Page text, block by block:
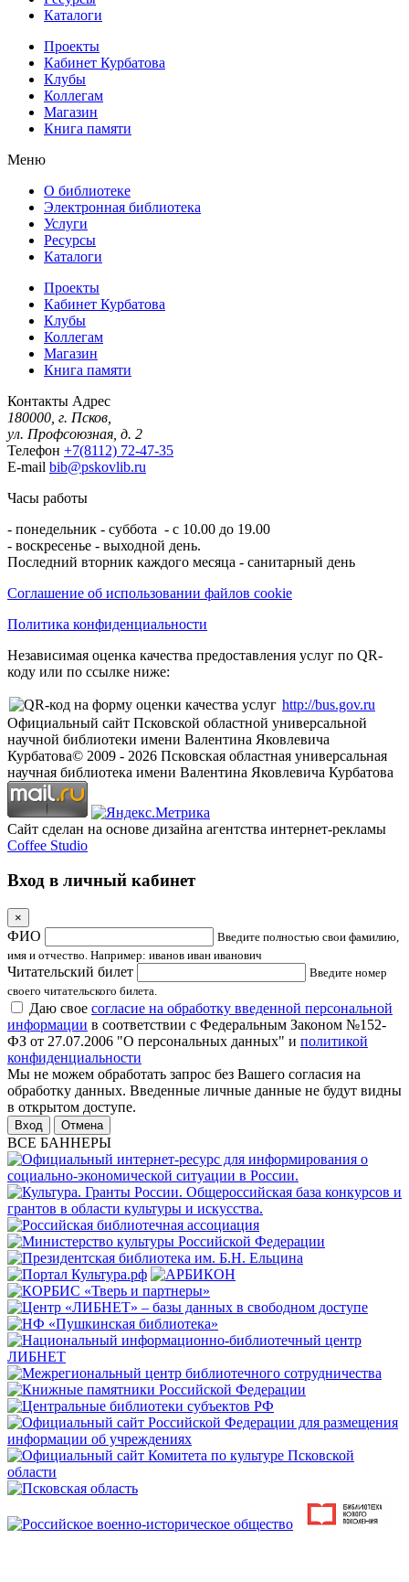
Каталоги
Проекты
Кабинет Курбатова
Клубы
Коллегам
Магазин
Книга памяти
Меню
О библиотеке
Электронная библиотека
Услуги
Ресурсы
Каталоги
Проекты
Кабинет Курбатова
Клубы
Коллегам
Магазин
Книга памяти
Контакты Адрес
180000, г. Псков,
ул. Профсоюзная, д. 2
Телефон +7(8112) 72-47-35
E-mail bib@pskovlib.ru
Часы работы
- понедельник - суббота - с 10.00 до 19.00
- воскресенье - выходной день.
Последний вторник каждого месяца - санитарный день
Соглашение об использовании файлов cookie
Политика конфиденциальности
Независимая оценка качества предоставления услуг по QR-
коду или по ссылке ниже:
http://bus.gov.ru
Официальный сайт Псковской областной универсальной
научной библиотеки имени Валентина Яковлевича
Курбатова© 2009 - 2026 Псковская областная универсальная
научная библиотека имени Валентина Яковлевича Курбатова
Сайт сделан на основе дизайна агентства интернет-рекламы
Coffee Studio
Вход в личный кабинет
×
ФИО
Введите полностью свои фамилию,
имя и отчество. Например: иванов иван иванович
Читательский билет
Введите номер
своего читательского билета.
Даю свое согласие на обработку введенной персональной
информации в соответствии с Федеральным Законом №152-
ФЗ от 27.07.2006 "О персональных данных" и политикой
конфиденциальности
Мы не можем обработать запрос без Вашего согласия на
обработку данных. Введенные личные данные не будут видны
в открытом доступе.
Отмена
ВСЕ БАННЕРЫ